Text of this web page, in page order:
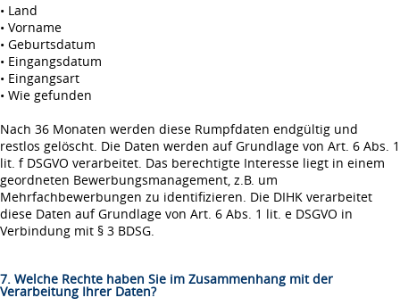
• Land
• Vorname
• Geburtsdatum
• Eingangsdatum
• Eingangsart
• Wie gefunden
Nach 36 Monaten werden diese Rumpfdaten endgültig und
restlos gelöscht. Die Daten werden auf Grundlage von Art. 6 Abs. 1
lit. f DSGVO verarbeitet. Das berechtigte Interesse liegt in einem
geordneten Bewerbungsmanagement, z.B. um
Mehrfachbewerbungen zu identifizieren. Die DIHK verarbeitet
diese Daten auf Grundlage von Art. 6 Abs. 1 lit. e DSGVO in
Verbindung mit § 3 BDSG.
7. Welche Rechte haben Sie im Zusammenhang mit der
Verarbeitung Ihrer Daten?